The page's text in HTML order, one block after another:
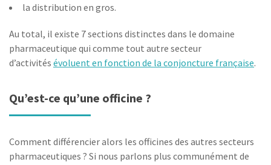
la distribution en gros.
Au total, il existe 7 sections distinctes dans le domaine
pharmaceutique qui comme tout autre secteur
d’activités évoluent en fonction de la conjoncture française.
Qu’est-ce qu’une officine ?
Comment différencier alors les officines des autres secteurs
pharmaceutiques ? Si nous parlons plus communément de